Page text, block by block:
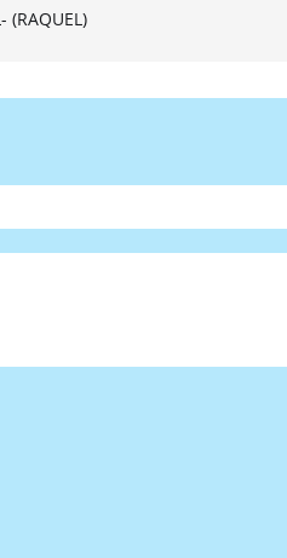
(RAQUEL)